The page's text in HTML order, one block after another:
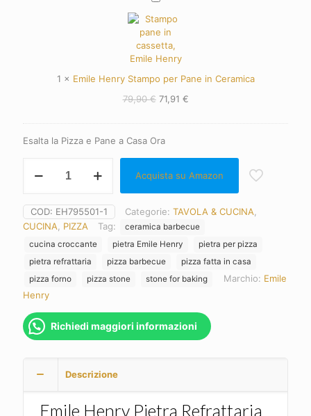
Stampo
per
Pane
in
Ceramica
1 × Emile Henry Stampo per Pane in Ceramica
79,90€ Il
era:
71,91 €Il
Esalta la Pizza e Pane a Casa Ora
Henry
Stone
Piastra
per
Pizza
quantità
Acquista su Amazon
COD: EH795501-1 Categorie: TAVOLA & CUCINA
CUCINA
PIZZA Tag:
ceramica barbecue
cucina croccante
pietra Emile Henry
pietra per pizza
pietra refrattaria
pizza barbecue
pizza fatta in casa
pizza forno
pizza stone stone for baking Marchio: Emile
Henry
Richiedi maggiori informazioni
Descrizione
Emile Henry Pietra Refrattaria